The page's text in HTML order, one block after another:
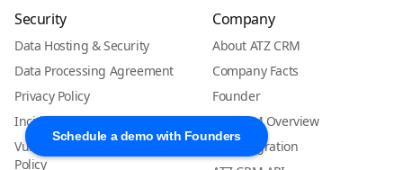
Schedule a demo with Founders
Security
Data Hosting & Security
Data Processing Agreement
Privacy Policy
Incident Response Policy
Vulnerability Management
Policy
Company
About ATZ CRM
Company Facts
Founder
ATZ CRM Overview
Data Migration